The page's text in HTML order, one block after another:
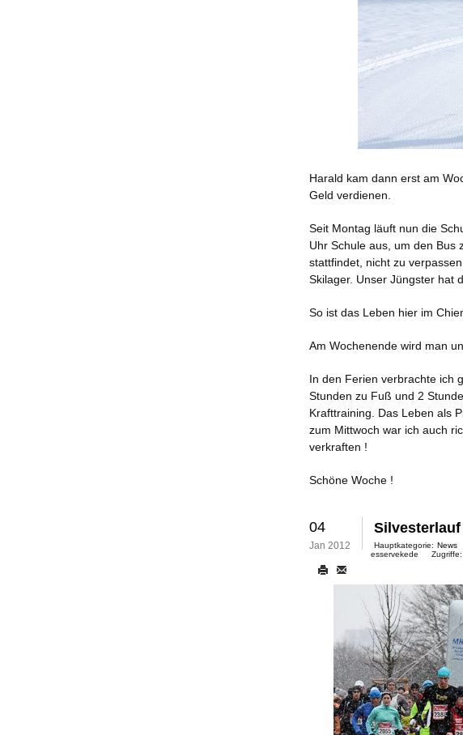
Harald kam dann erst am
Geld verdienen.
Seit Montag läuft nun die
Uhr Schule aus, um den Bus
stattfindet, nicht zu
Skilager. Unser Jüngster hat
So ist das Leben hier im
Am Wochenende wird man
In den Ferien verbrachte ich
Stunden zu Fuß und 2
Krafttraining. Das Leben als
zum Mittwoch war ich auch
verkraften !
Schöne Woche !
04
Jan 2012
Silvesterlauf
Hauptkategorie: News
esservekede
Zugriffe: